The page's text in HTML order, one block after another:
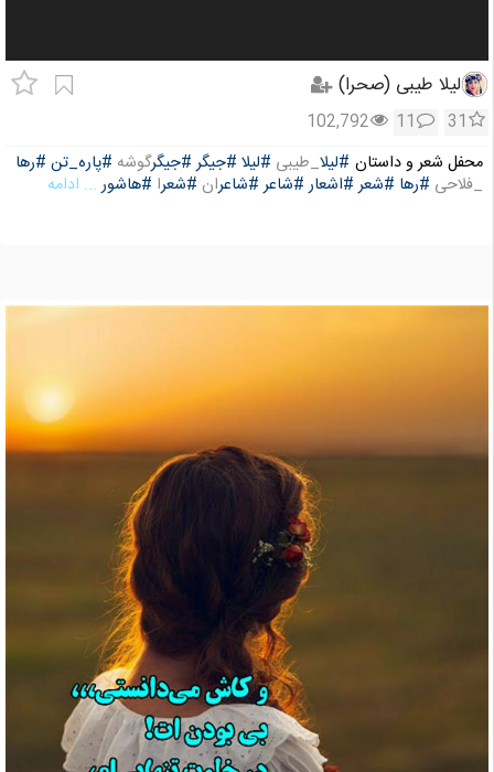
لیلا طیبی (صحرا)
31
11
102,792
محفل شعر و داستان #لیلا_طیبی #لیلا #جیگر #جیگرگوشه #پاره_تن #رها
_فلاحی #رها #شعر #اشعار #شاعر #شاعران #شعرا #هاشور ... ادامه